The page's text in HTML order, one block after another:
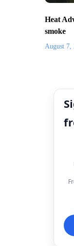
Heat
smoke
August 7,